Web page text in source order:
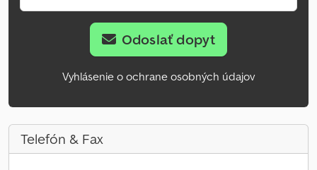
Odoslať dopyt
Vyhlásenie o ochrane osobných údajov
Telefón & Fax